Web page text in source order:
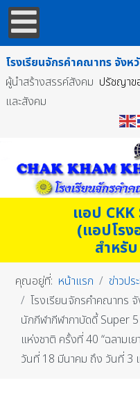
โรงเรียนจักรคำคณาทร จังห
ผู้นำสร้างสรรค์สังคม ปรัชญาข
และสังคม
แอป
(แอปโรง
สำหรั
คุณอยู่ที่: หน้าแรก ข่าวป
โรงเรียนจักรคำคณาทร
นักกีฬากีฬากาบัดดี้ Super
แห่งชาติ ครั้งที่ 40 “ฉลามเ
วันที่ 18 มีนาคม ถึง วันที่ 3